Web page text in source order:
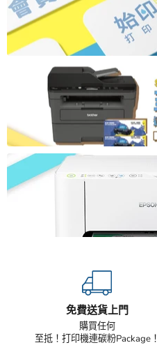
免費送貨上門
購買任何
至抵！打印機連碳粉Package！